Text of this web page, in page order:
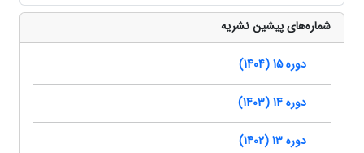
شماره‌های پیشین نشریه
دوره 15 (1404)
دوره 14 (1403)
دوره 13 (1402)